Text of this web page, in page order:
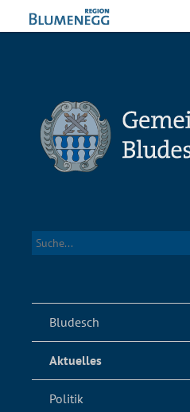
Bludesch
Aktuelles
Politik